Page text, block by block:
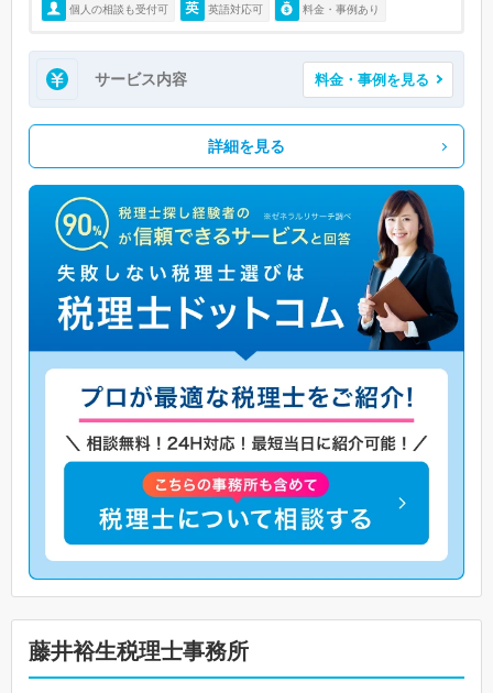
個人の相談も受付可 英語対応可 料金・事例あり
サービス内容 料金・事例を見る
詳細を見る
藤井裕生税理士事務所